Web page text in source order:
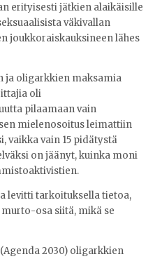
erityisesti jätkien alaikäisille
väkivallan
joukkoraiskauksineen lähes
ja oligarkkien maksamia
oli
pilaamaan vain
mielenosoitus leimattiin
vaikka vain 15 pidätystä
on jäänyt, kuinka moni
levitti tarkoituksella tietoa,
osa siitä, mikä se
2030) oligarkkien